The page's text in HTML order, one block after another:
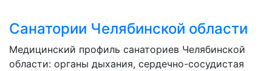
Санатории Челябинской области
Медицинский профиль санаториев Челябинской
области: органы дыхания, сердечно-сосудистая